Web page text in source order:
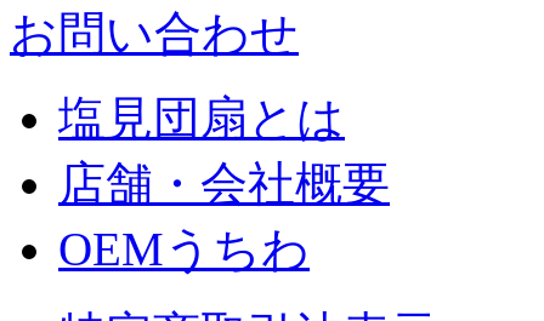
お問い合わせ
塩見団扇とは
店舗・会社概要
OEMうちわ